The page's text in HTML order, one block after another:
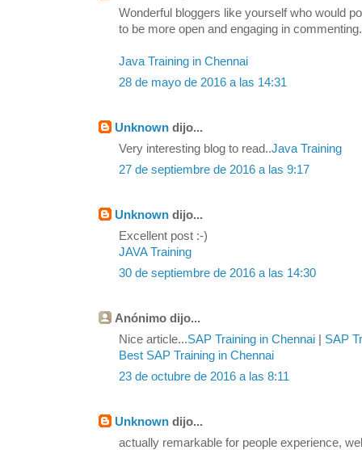
Wonderful bloggers like yourself who would
to be more open and engaging in
Java Training in Chennai
28 de mayo de 2016 a las 14:31
Unknown dijo...
Very interesting blog to read..Java Training
27 de septiembre de 2016 a las 9:17
Unknown dijo...
Excellent post :-)
JAVA Training
30 de septiembre de 2016 a las 14:30
Anónimo dijo...
Nice article...SAP Training in Chennai
SAP
Best SAP Training in Chennai
23 de octubre de 2016 a las 8:11
Unknown dijo...
actually remarkable for people experience,